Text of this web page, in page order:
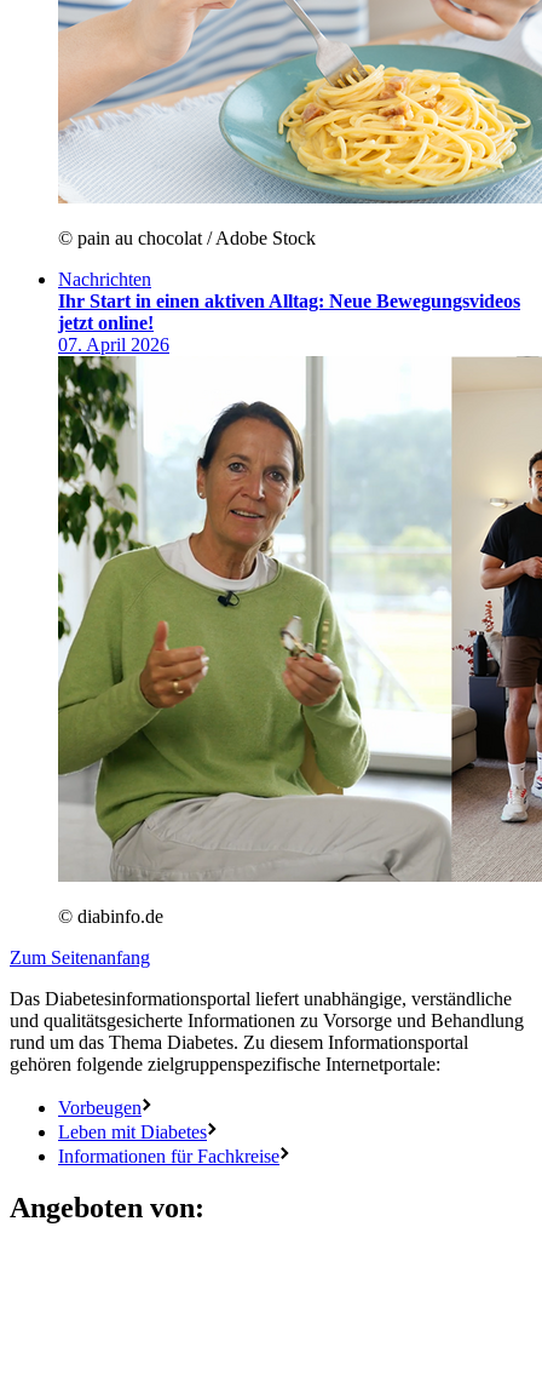
© pain au chocolat / Adobe Stock
Nachrichten
Ihr Start in einen aktiven Alltag: Neue Bewegungsvideos
jetzt online!
07. April 2026
© diabinfo.de
Zum Seitenanfang
Das Diabetesinformationsportal liefert unabhängige, verständliche
und qualitätsgesicherte Informationen zu Vorsorge und Behandlung
rund um das Thema Diabetes. Zu diesem Informationsportal
gehören folgende zielgruppenspezifische Internetportale:
Vorbeugen
Leben mit Diabetes
Informationen für Fachkreise
Angeboten von: